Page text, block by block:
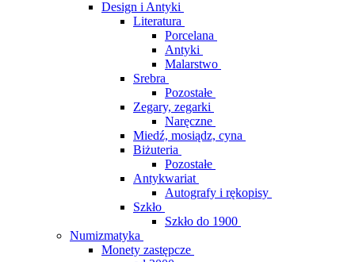
Design i Antyki
Literatura
Porcelana
Antyki
Malarstwo
Srebra
Pozostałe
Zegary, zegarki
Naręczne
Miedź, mosiądz, cyna
Biżuteria
Pozostałe
Antykwariat
Autografy i rękopisy
Szkło
Szkło do 1900
Numizmatyka
Monety zastępcze